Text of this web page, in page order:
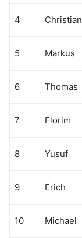
4 Christian
5 Markus
6 Thomas
7 Florim
8 Yusuf
9 Erich
10 Michael